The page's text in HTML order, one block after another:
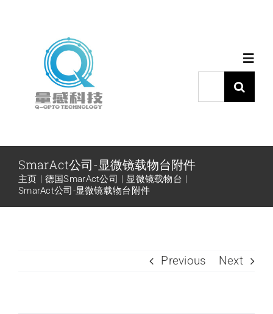
产品中心
代理品牌
索：
SmarAct公司-显微镜载物台附件
主页 德国SmarAct公司
显微镜载物台
SmarAct公司-显微镜载物台附件
Previous Next